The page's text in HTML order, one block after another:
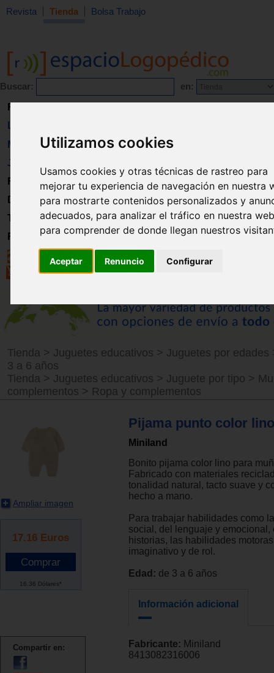
Utilizamos cookies
Usamos cookies y otras técnicas de rastreo para
mejorar tu experiencia de navegación en nuestra
para mostrarte contenidos personalizados y
adecuados, para analizar el tráfico en nuestra
para comprender de donde llegan nuestros
Aceptar Renuncio Configurar
Revista Tienda Bolsa Trabajo
Buscar: en:
Revista
Libros
Material
Juguetes
Formación
Directorio
Trabajo
Registro
Tienda > Juguetes educativos > Juguetes por edades
3 a 6 años
Tienda > Juguetes educativos > Juguete por tipo >
complementos > Ropa y complementos
Ampliar imagen
17.16 Euros
16.36 Dólares*
Compartir en:
Pijama punto color
Miniland
Bonito pijama color lino para
Fabricado con materiales
tonalidad natural, tacto suave y
hecho a mano.
Para trabajar habilidades como
social, del lenguaje y emocional,
historias, las habilidades
imaginativo y de rol.
Edad: de 3 a 6 años
Información adicional
Fabricante: Miniland
8413082316006